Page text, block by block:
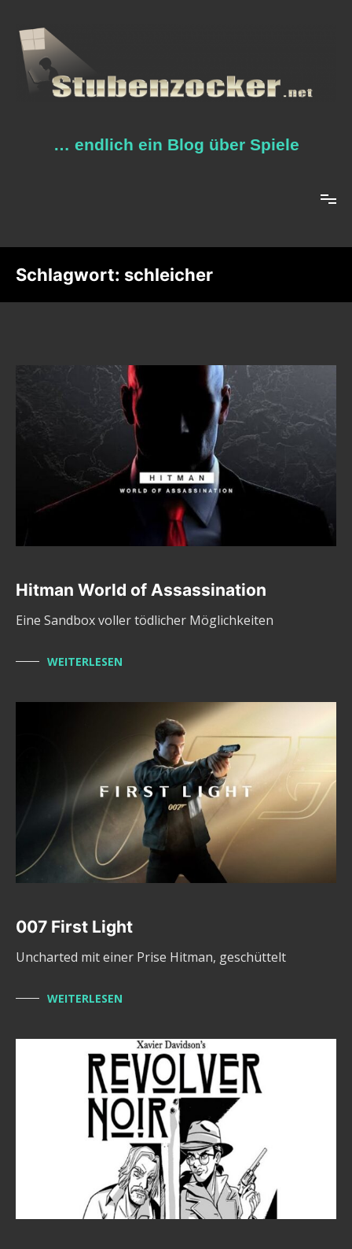
Inhalt
springen
… endlich ein Blog über Spiele
Schlagwort: schleicher
Hitman World of Assassination
Eine Sandbox voller tödlicher Möglichkeiten
WEITERLESEN
007 First Light
Uncharted mit einer Prise Hitman, geschüttelt
WEITERLESEN